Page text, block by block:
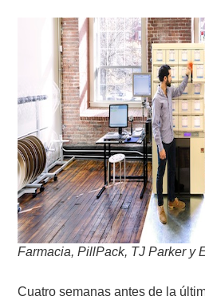
Farmacia, PillPack, TJ Parker y
Cuatro semanas antes de la